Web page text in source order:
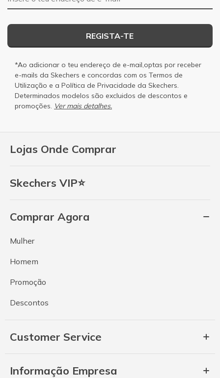
Lojas Onde Comprar
Skechers VIP⭐
Comprar Agora
Mulher
Homem
Promoção
Descontos
Customer Service
Informação Empresa
REGISTA-TE
*Ao adicionar o teu endereço de e-mail,optas por receber
e-mails da Skechers e concordas com os Termos de
Utilização e a Política de Privacidade da Skechers.
Determinados modelos são excluidos de descontos e
promoções. Ver mais detalhes.